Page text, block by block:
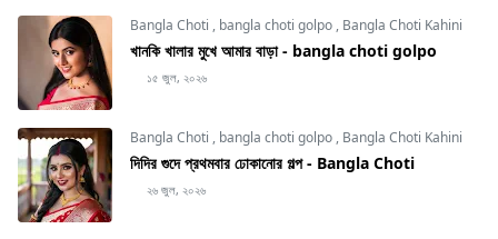
Bangla Choti , bangla choti golpo , Bangla Choti Kahini
খানকি খালার মুখে আমার বাড়া - bangla choti golpo
১৫ জুল, ২০২৬
Bangla Choti , bangla choti golpo , Bangla Choti Kahini
দিদির গুদে প্রথমবার ঢোকানোর গল্প - Bangla Choti
২৬ জুল, ২০২৬